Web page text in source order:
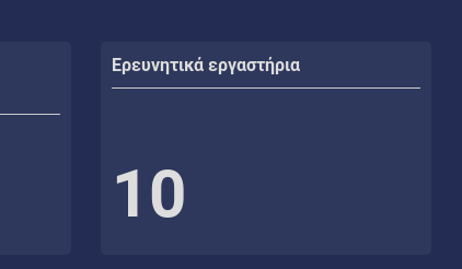
Ερευνητικά εργαστήρια
10